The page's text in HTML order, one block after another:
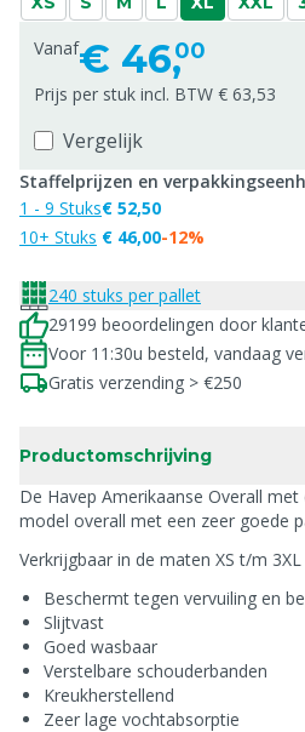
Vanaf€ 46,00
Prijs per stuk incl. BTW € 63,53
Vergelijk
Staffelprijzen en
1 - 9 Stuks
10+ Stuks
€ 52,50
€ 46,00-12%
240 stuks per pallet
29199 beoordelingen door
Voor 11:30u besteld, vandaag
Gratis verzending > €250
Productomschrijving
De Havep Amerikaanse Overall
model overall met een zeer goede
Verkrijgbaar in de maten XS t/m
Beschermt tegen vervuiling en
Slijtvast
Goed wasbaar
Verstelbare schouderbanden
Kreukherstellend
Zeer lage vochtabsorptie